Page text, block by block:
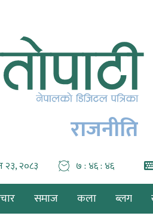
राजनीति
२३, २०८३ ७ : ४६ : ४८
समाज कला ब्लग